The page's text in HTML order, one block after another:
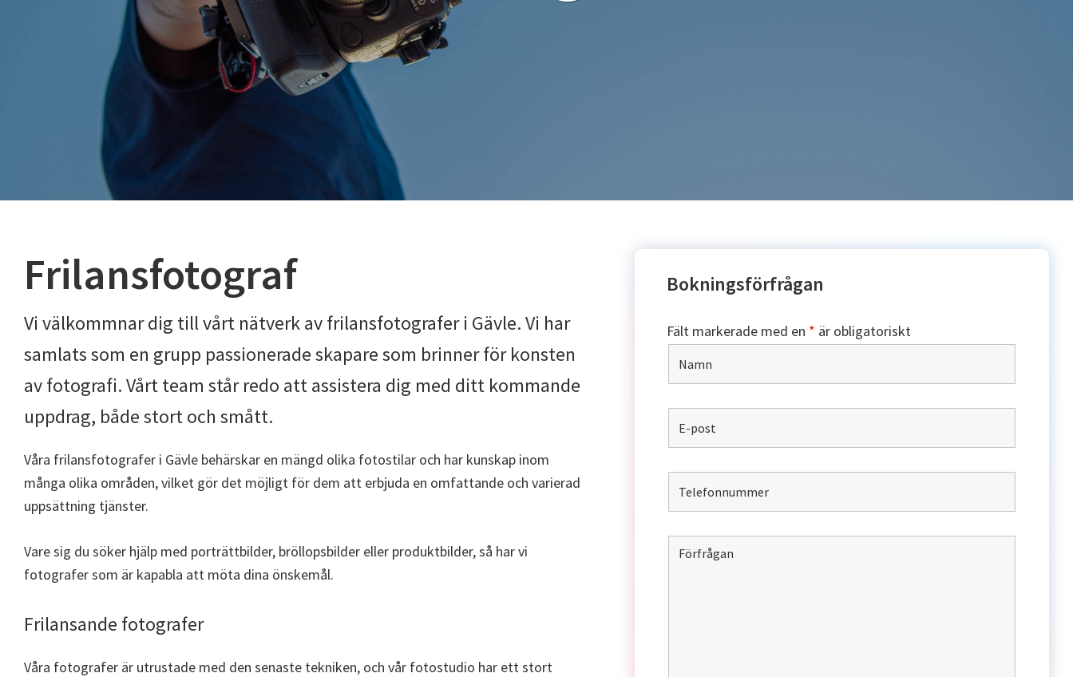
Frilansfotograf
Vi välkommnar dig till vårt nätverk av frilansfotografer i Gävle. Vi har
samlats som en grupp passionerade skapare som brinner för konsten
av fotografi. Vårt team står redo att assistera dig med ditt kommande
uppdrag, både stort och smått.
Våra frilansfotografer i Gävle behärskar en mängd olika fotostilar och har kunskap inom
många olika områden, vilket gör det möjligt för dem att erbjuda en omfattande och varierad
uppsättning tjänster.
Vare sig du söker hjälp med porträttbilder, bröllopsbilder eller produktbilder, så har vi
fotografer som är kapabla att möta dina önskemål.
Frilansande fotografer
Våra fotografer är utrustade med den senaste tekniken, och vår fotostudio har ett stort
Bokningsförfrågan
Fält markerade med en * är obligatoriskt